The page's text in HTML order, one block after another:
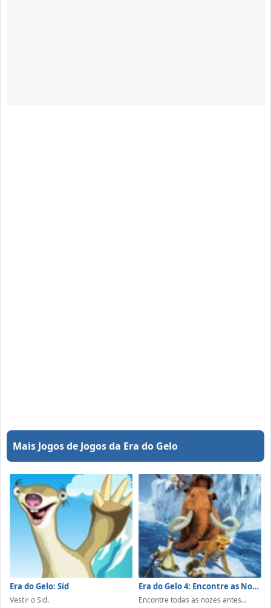
Mais Jogos de Jogos da Era do Gelo
Era do Gelo: Sid
Vestir o Sid.
Era do Gelo 4: Encontre as Nozes
Encontre todas as nozes antes...